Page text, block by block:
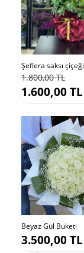
Şeflera saksı çiçeği
1.800,00 TL
1.600,00 TL
Beyaz Gül Buketi
3.500,00 TL